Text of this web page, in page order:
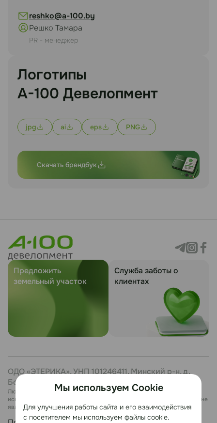
reshko@a-100.by
Решко Тамара
PR - менеджер
Логотипы
А-100 Девелопмент
jpg ai eps PNG
Скачать брендбук
Предложить
земельный участок
Служба заботы о
клиентах
ОДО «ЭТЕРИКА», УНП 101246411, Минский р-н, д.
Боровая, 7, каб. 27
Любая информация, представленная на данном сайте, носит
исключительно информационный характер и ни при каких условиях не
является публичной офертой.
Мы используем Cookie
Для улучшения работы сайта и его взаимодействия
с посетителем мы используем файлы cookie.